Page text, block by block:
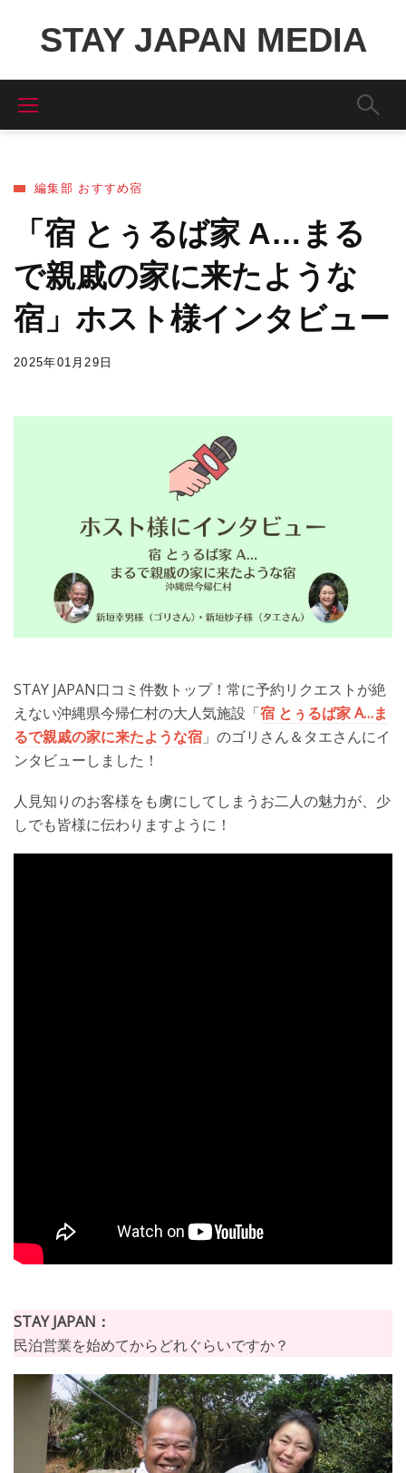
STAY JAPAN MEDIA
編集部 おすすめ宿
「宿 とぅるば家 A…まる
で親戚の家に来たような
宿」ホスト様インタビュー
2025年01月29日
STAY JAPAN口コミ件数トップ！常に予約リクエストが絶
えない沖縄県今帰仁村の大人気施設「宿 とぅるば家 A…ま
るで親戚の家に来たような宿 」のゴリさん＆タエさんにイ
ンタビューしました！
人見知りのお客様をも虜にしてしまうお二人の魅力が、少
しでも皆様に伝わりますように！
STAY JAPAN：
民泊営業を始めてからどれぐらいですか？